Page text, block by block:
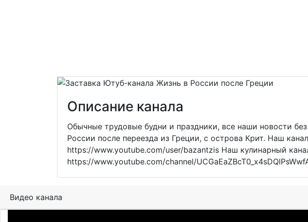
Описание канала
Обычные трудовые будни и праздники, все наши новости
России после переезда из Греции, с острова Крит. Наш
https://www.youtube.com/user/bazantzis Наш кулинарный
https://www.youtube.com/channel/
Видео канала